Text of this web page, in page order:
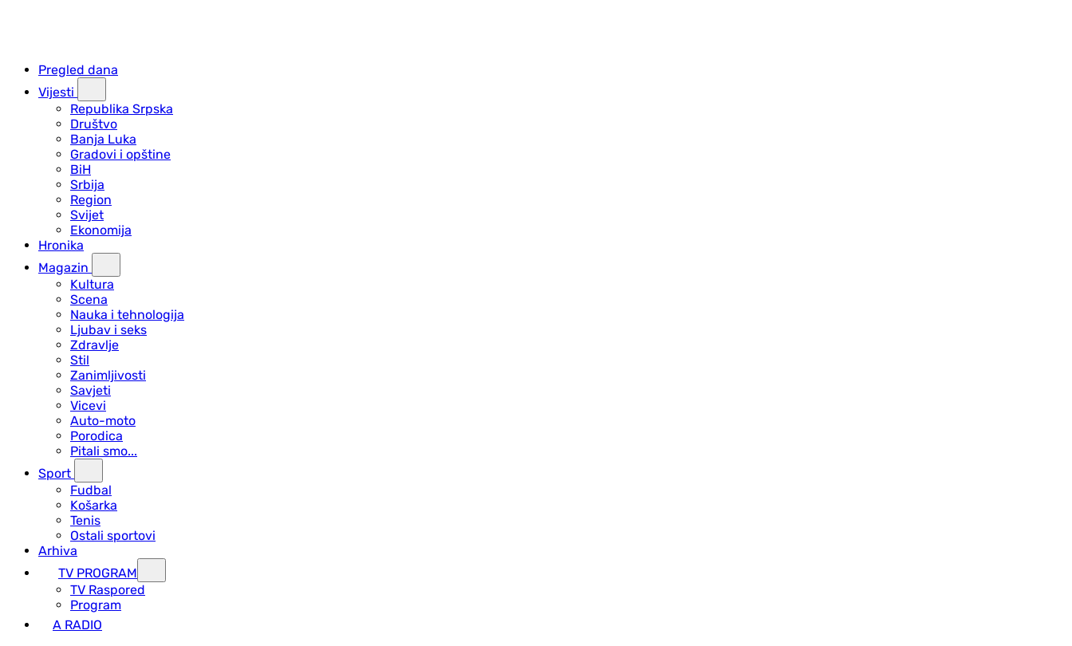
Pregled dana
Vijesti
Republika Srpska
Društvo
Banja Luka
Gradovi i opštine
BiH
Srbija
Region
Svijet
Ekonomija
Hronika
Magazin
Kultura
Scena
Nauka i tehnologija
Ljubav i seks
Zdravlje
Stil
Zanimljivosti
Savjeti
Vicevi
Auto-moto
Porodica
Pitali smo...
Sport
Fudbal
Košarka
Tenis
Ostali sportovi
Arhiva
TV PROGRAM
ТV Raspored
Program
A RADIO